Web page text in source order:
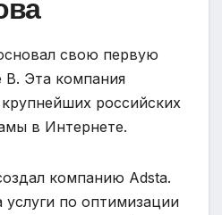
свою первую
Эта компания
российских
в Интернете.
компанию Adsta.
услуги по оптимизации